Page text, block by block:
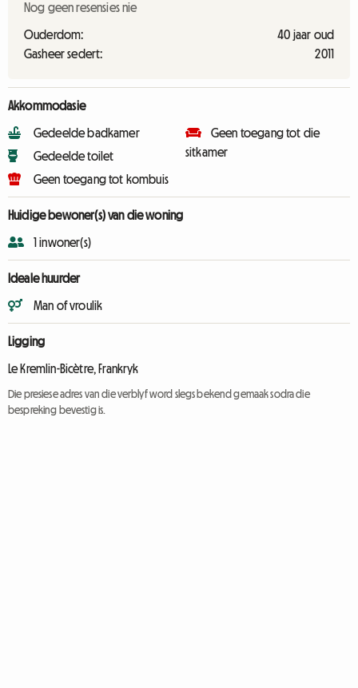
Nog geen resensies nie
Ouderdom:
40 jaar oud
Gasheer sedert:
2011
Akkommodasie
Gedeelde badkamer
Gedeelde toilet
Geen toegang tot kombuis
Geen toegang tot die
sitkamer
Huidige bewoner(s) van die woning
1 inwoner(s)
Ideale huurder
Man of vroulik
Ligging
Le Kremlin-Bicètre, Frankryk
Die presiese adres van die verblyf word slegs bekend gemaak sodra die
bespreking bevestig is.